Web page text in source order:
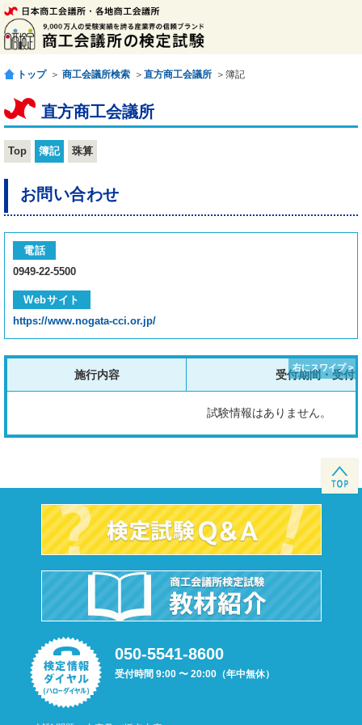
トップ ＞ 商工会議所検索 ＞ 直方商工会議所 ＞簿記
直方商工会議所
Top 簿記 珠算
お問い合わせ
電話
0949-22-5500
Webサイト
https://www.nogata-cci.or.jp/
施行内容 受付期間・受付
試験情報はありません。
050-5541-8600
受付時間 9:00 〜 20:00（年中無休）